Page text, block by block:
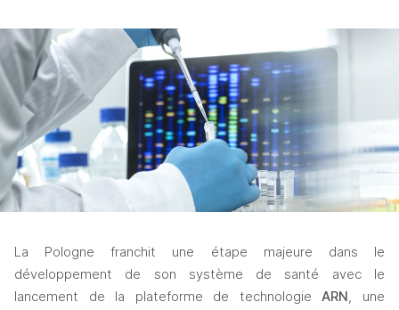
La Pologne franchit une étape majeure dans le
développement de son système de santé avec le
lancement de la plateforme de technologie ARN , une